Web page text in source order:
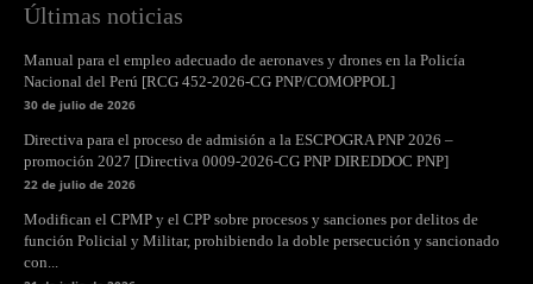
Últimas noticias
Manual para el empleo adecuado de aeronaves y drones en la Policía
Nacional del Perú [RCG 452-2026-CG PNP/COMOPPOL]
30 de julio de 2026
Directiva para el proceso de admisión a la ESCPOGRA PNP 2026 –
promoción 2027 [Directiva 0009-2026-CG PNP DIREDDOC PNP]
22 de julio de 2026
Modifican el CPMP y el CPP sobre procesos y sanciones por delitos de
función Policial y Militar, prohibiendo la doble persecución y sancionado
con...